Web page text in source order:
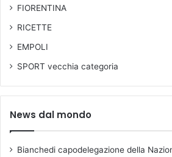
FIORENTINA
RICETTE
EMPOLI
SPORT vecchia categoria
News dal mondo
Bianchedi capodelegazione della